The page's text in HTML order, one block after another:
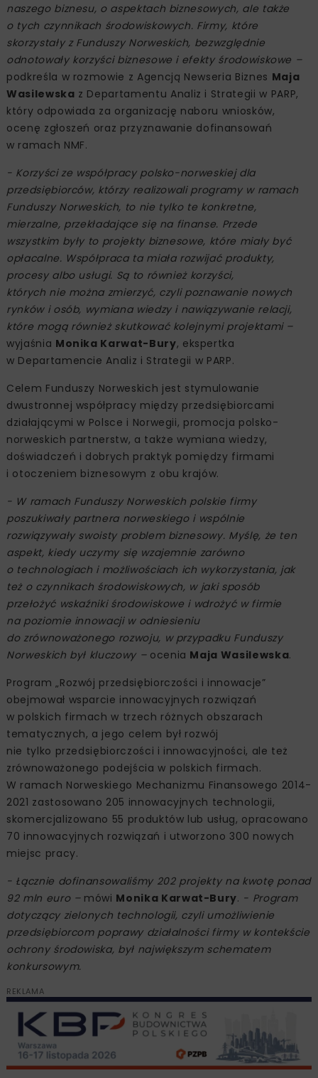
naszego biznesu, o aspektach biznesowych, ale także
o tych czynnikach środowiskowych. Firmy, które
skorzystały z Funduszy Norweskich, bezwzględnie
odnotowały korzyści biznesowe i efekty środowiskowe –
podkreśla w rozmowie z Agencją Newseria Biznes Maja
Wasilewska z Departamentu Analiz i Strategii w PARP,
który odpowiada za organizację naboru wniosków,
ocenę zgłoszeń oraz przyznawanie dofinansowań
w ramach NMF.
- Korzyści ze współpracy polsko-norweskiej dla
przedsiębiorców, którzy realizowali programy w ramach
Funduszy Norweskich, to nie tylko te konkretne,
mierzalne, przekładające się na finanse. Przede
wszystkim były to projekty biznesowe, które miały być
opłacalne. Współpraca ta miała rozwijać produkty,
procesy albo usługi. Są to również korzyści,
których nie można zmierzyć, czyli poznawanie nowych
rynków i osób, wymiana wiedzy i nawiązywanie relacji,
które mogą również skutkować kolejnymi projektami –
wyjaśnia Monika Karwat-Bury, ekspertka
w Departamencie Analiz i Strategii w PARP.
Celem Funduszy Norweskich jest stymulowanie
dwustronnej współpracy między przedsiębiorcami
działającymi w Polsce i Norwegii, promocja polsko-
norweskich partnerstw, a także wymiana wiedzy,
doświadczeń i dobrych praktyk pomiędzy firmami
i otoczeniem biznesowym z obu krajów.
- W ramach Funduszy Norweskich polskie firmy
poszukiwały partnera norweskiego i wspólnie
rozwiązywały swoisty problem biznesowy. Myślę, że ten
aspekt, kiedy uczymy się wzajemnie zarówno
o technologiach i możliwościach ich wykorzystania, jak
też o czynnikach środowiskowych, w jaki sposób
przełożyć wskaźniki środowiskowe i wdrożyć w firmie
na poziomie innowacji w odniesieniu
do zrównoważonego rozwoju, w przypadku Funduszy
Norweskich był kluczowy –ocenia Maja Wasilewska.
Program „Rozwój przedsiębiorczości i innowacje”
obejmował wsparcie innowacyjnych rozwiązań
w polskich firmach w trzech różnych obszarach
tematycznych, a jego celem był rozwój
nie tylko przedsiębiorczości i innowacyjności, ale też
zrównoważonego podejścia w polskich firmach.
W ramach Norweskiego Mechanizmu Finansowego 2014-
2021 zastosowano 205 innowacyjnych technologii,
skomercjalizowano 55 produktów lub usług, opracowano
70 innowacyjnych rozwiązań i utworzono 300 nowych
miejsc pracy.
- Łącznie dofinansowaliśmy 202 projekty na kwotę ponad
92 mln euro –mówi Monika Karwat-Bury. - Program
dotyczący zielonych technologii, czyli umożliwienie
przedsiębiorcom poprawy działalności firmy w kontekście
ochrony środowiska, był największym schematem
konkursowym.
REKLAMA